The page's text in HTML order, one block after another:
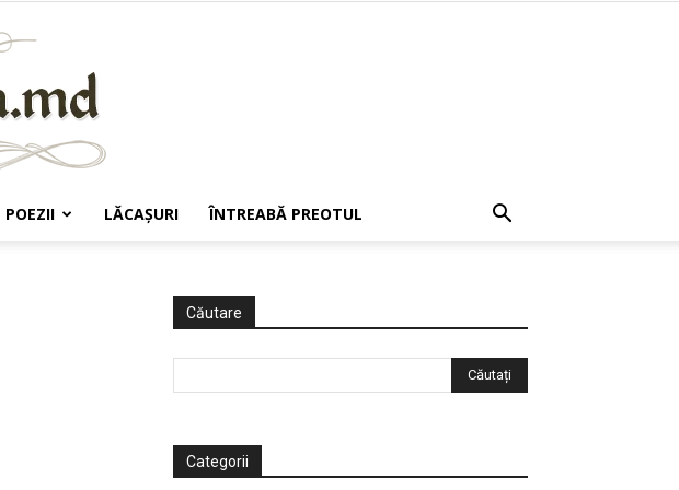
POEZII LĂCAŞURI ÎNTREABĂ PREOTUL
Căutare
Categorii